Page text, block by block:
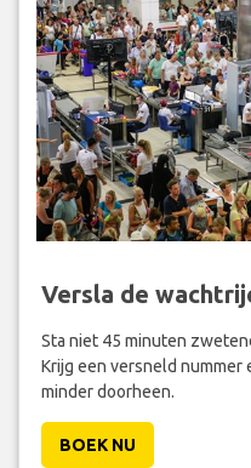
Versla de
Sta niet 45 minuten
Krijg een versneld nummer
minder doorheen.
BOEK NU